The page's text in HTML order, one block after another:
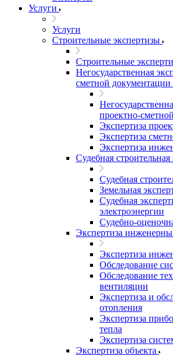
Услуги
Услуги
Строительные экспертизы
Строительные
Негосударственная
сметной документации
проектно-
Экспертиза
Экспертиза
Экспертиза
Судебная строительная
Судебная
Земельная
Судебная
электроэнергии
Судебно-
Экспертиза
Экспертиза
Обследование
Обследование
вентиляции
Экспертиза и
отопления
Экспертиза
тепла
Экспертиза
Экспертиза объекта